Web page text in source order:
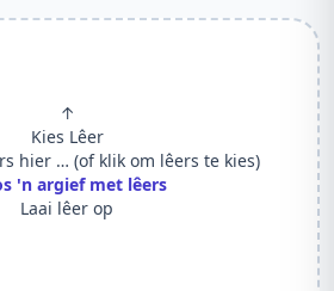
↑
Kies Lêer
hier … (of klik om lêers te kies)
'n argief met lêers
Laai lêer op